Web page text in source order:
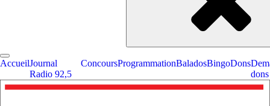
AccueilJournal
Radio 92,5
ConcoursProgrammationBaladosBingoDons
dons